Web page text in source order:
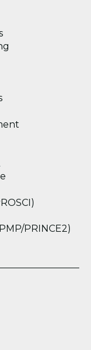
PRINCE2)